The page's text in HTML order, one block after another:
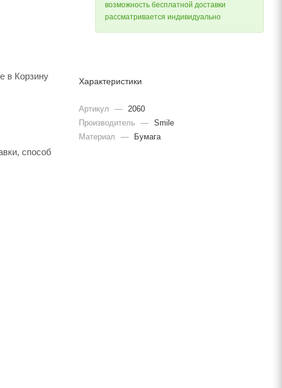
в Корзину
способ
возможность бесплатной доставки
рассматривается индивидуально
Характеристики
Артикул —
2060
Производитель
— Smile
Материал
— Бумага